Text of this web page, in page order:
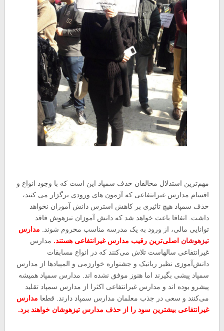
مهم‌ترین استدلال مخالفان حذف سمپاد این است که با وجود انواع و
اقسام مدارس غیرانتفاعی که آزمون های ورودی برگزار می کنند،
حذف سمپاد هیچ تاثیری بر کاهش استرس دانش آموزان نخواهد
داشت. اتفاقا باعث خواهد شد که دانش آموزان تیزهوش فاقد
توانایی مالی، از ورود به یک مدرسه مناسب محروم شوند. مدارس
تیزهوشان اصلی‌ترین رقیب مدارس غیرانتفاعی هستند. مدارس
غیرانتفاعی سالهاست تلاش می‌کنند که در انواع مسابقات
دانش‌آموزی نظیر رباتیک و جشنواره خوارزمی و المپیادها از مدارس
سمپاد پیشی بگیرند اما هنوز موفق نشده اند. مدارس سمپاد همیشه
پیشرو بوده اند و مدارس غیرانتفاعی اکثرا از مدارس سمپاد تقلید
می‌کنند و سعی در جذب معلمان مدارس سمپاد دارند. قطعا مدارس
غیرانتفاعی بیشترین سود را از حذف مدارس تیزهوشان خواهند برد.